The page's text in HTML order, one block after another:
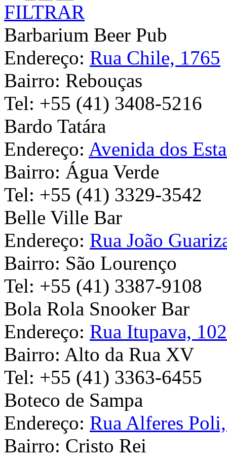
FILTRAR
Barbarium Beer Pub
Endereço: Rua Chile, 1765
Bairro: Rebouças
Tel: +55 (41) 3408-5216
Bardo Tatára
Endereço: Avenida dos
Bairro: Água Verde
Tel: +55 (41) 3329-3542
Belle Ville Bar
Endereço: Rua João
Bairro: São Lourenço
Tel: +55 (41) 3387-9108
Bola Rola Snooker Bar
Endereço: Rua Itupava,
Bairro: Alto da Rua XV
Tel: +55 (41) 3363-6455
Boteco de Sampa
Endereço: Rua Alferes
Bairro: Cristo Rei